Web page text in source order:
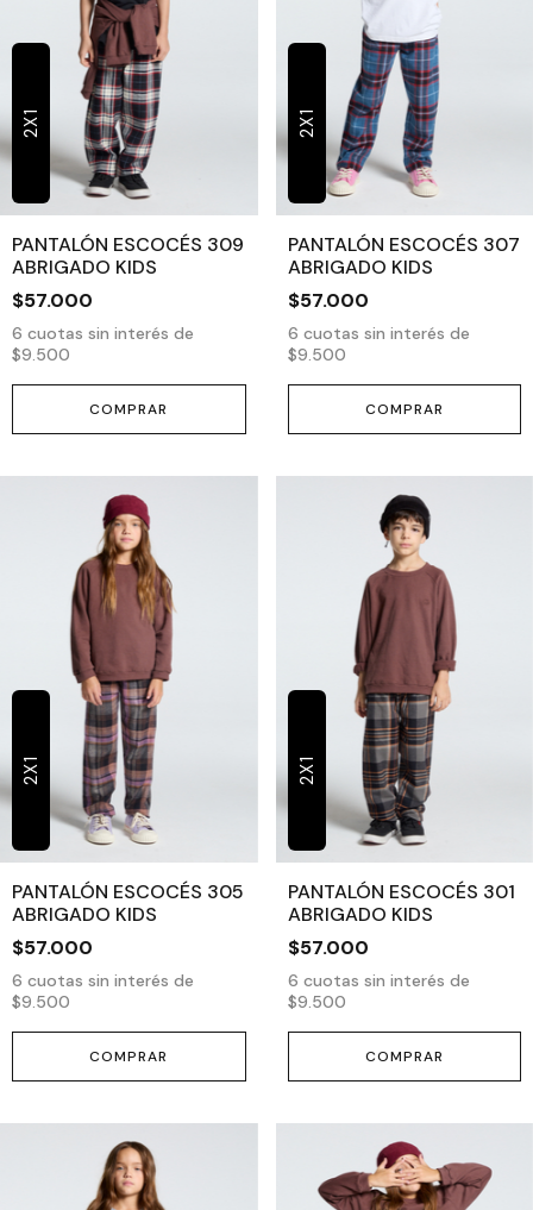
2X1
PANTALÓN ESCOCÉS 309
ABRIGADO KIDS
$57.000
6 cuotas sin interés de
$9.500
COMPRAR
2X1
PANTALÓN ESCOCÉS 307
ABRIGADO KIDS
$57.000
6 cuotas sin interés de
$9.500
COMPRAR
2X1
PANTALÓN ESCOCÉS 305
ABRIGADO KIDS
$57.000
6 cuotas sin interés de
$9.500
COMPRAR
2X1
PANTALÓN ESCOCÉS 301
ABRIGADO KIDS
$57.000
6 cuotas sin interés de
$9.500
COMPRAR